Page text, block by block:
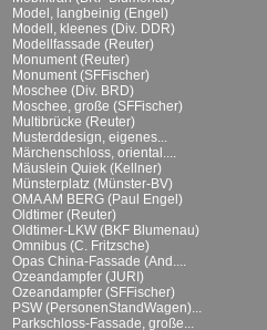
Model, langbeinig (Engel)
Modell, kleenes (Div. DDR)
Modellfassade (Reuter)
Monument (Reuter)
Monument (SFFischer)
Moschee (Div. BRD)
Moschee, große (SFFischer)
Multibrücke (Reuter)
Musterddesign, eigenes...
Märchenschloss, oriental....
Mäuslein Quiek (Kellner)
Münsterplatz (Münster-BV)
OMA AM BERG (Paul Engel)
Oldtimer (Reuter)
Oldtimer-LKW (BKF Blumenau)
Omnibus (C. Fritzsche)
Opas China-Fassade (And....
Ozeandampfer (JURI)
Ozeandampfer (SFFischer)
PSW (PersonenStandWagen)...
Parkschloss-Fassade, große...